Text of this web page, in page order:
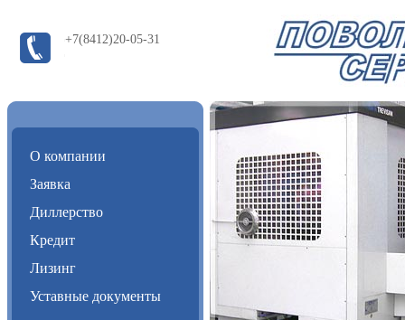
+7(8412)20-05-31
О компании
Заявка
Диллерство
Кредит
Лизинг
Уставные документы